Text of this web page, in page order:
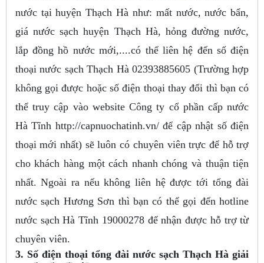
nước tại huyện Thạch Hà như: mất nước, nước bẩn,
giá nước sạch huyện Thạch Hà, hỏng đường nước,
lắp đồng hồ nước mới,....có thể liên hệ đến số điện
thoại nước sạch Thạch Hà 02393885605 (Trường hợp
không gọi được hoặc số điện thoại thay đổi thì bạn có
thể truy cập vào website Công ty cổ phần cấp nước
Hà Tĩnh http://capnuochatinh.vn/ để cập nhật số điện
thoại mới nhất) sẽ luôn có chuyên viên trực để hỗ trợ
cho khách hàng một cách nhanh chóng và thuận tiện
nhất. Ngoài ra nếu không liên hệ được tới tổng đài
nước sạch Hương Sơn thì bạn có thể gọi đến hotline
nước sạch Hà Tĩnh 19000278 để nhận được hỗ trợ từ
chuyên viên.
3. Số điện thoại tổng đài nước sạch Thạch Hà giải